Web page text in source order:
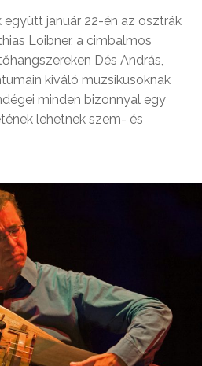
együtt január 22-én az osztrák
Loibner, a cimbalmos
Dés András,
kiváló muzsikusoknak
minden bizonnyal egy
lehetnek szem- és